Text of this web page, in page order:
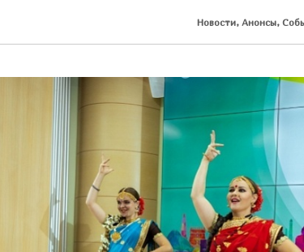
Новости, Анонсы,